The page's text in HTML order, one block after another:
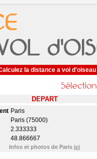
la distance a vol
DEPART
Paris
Paris (75000)
2.333333
48.866667
Infos et photos de Paris ici